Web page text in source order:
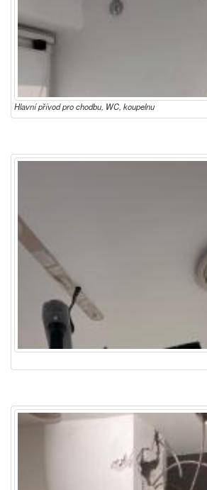
Hlavní přívod pro chodbu, WC, koupelnu